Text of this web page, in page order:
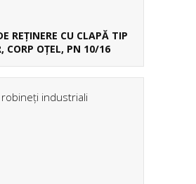
REȚINERE CU CLAPĂ TIP
CORP OȚEL, PN 10/16